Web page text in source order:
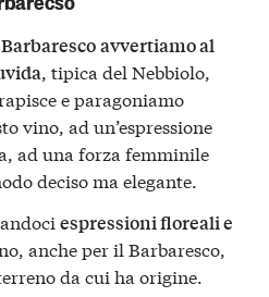
avvertiamo al
, tipica del Nebbiolo,
e paragoniamo
vino, ad un’espressione
ad una forza femminile
deciso ma elegante.
espressioni floreali e
anche per il Barbaresco,
da cui ha origine.